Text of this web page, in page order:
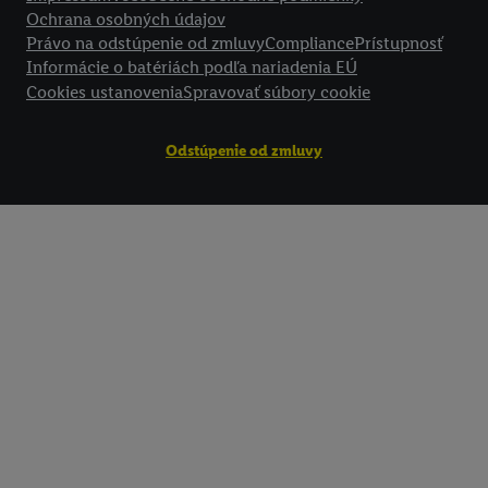
Ochrana osobných údajov
Právo na odstúpenie od zmluvyCompliancePrístupnosť
Informácie o batériách podľa nariadenia EÚ
Cookies ustanoveniaSpravovať súbory cookie
Odstúpenie od zmluvy